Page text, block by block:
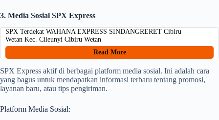
3. Media Sosial SPX Express
SPX Terdekat WAHANA EXPRESS SINDANGRERET Cibiru
Wetan Kec. Cileunyi Cibiru Wetan
Read More
SPX Express aktif di berbagai platform media sosial. Ini adalah cara
yang bagus untuk mendapatkan informasi terbaru tentang promosi,
layanan baru, atau tips pengiriman.
Platform Media Sosial: